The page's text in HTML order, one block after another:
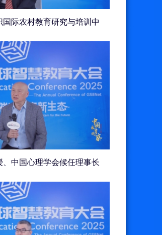
际农村教育研究与培训中
中国心理学会候任理事长